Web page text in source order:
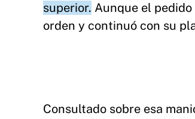
superior. Aunque el
orden y continuó con su
Consultado sobre esa